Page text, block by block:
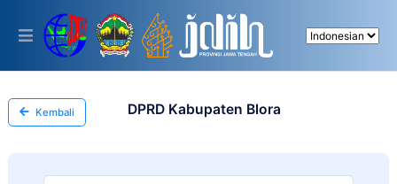
This
includes
accessibility
system.
Kembali DPRD Kabupaten Blora